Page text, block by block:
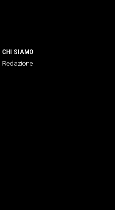
CHI SIAMO
Redazione